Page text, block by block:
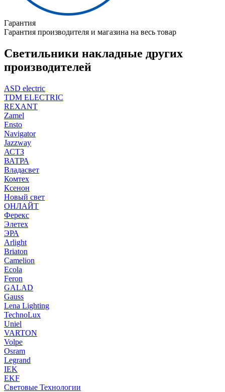
Гарантия
Гарантия производителя и магазина на весь товар
Светильники накладные других
производителей
ASD electric
TDM ELECTRIC
REXANT
Zamel
Ensto
Navigator
Jazzway
АСТЗ
ВАТРА
Владасвет
Комтех
Ксенон
Новый свет
ОНЛАЙТ
Ферекс
Элетех
ЭРА
Arlight
Briaton
Camelion
Ecola
Feron
GALAD
Gauss
Lena Lighting
TechnoLux
Uniel
VARTON
Volpe
Osram
Legrand
IEK
EKF
Световые Технологии